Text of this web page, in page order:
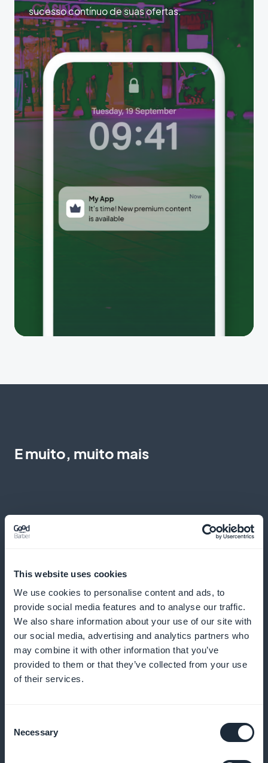
This website uses cookies
We use cookies to personalise content and ads, to
provide social media features and to analyse our traffic.
We also share information about your use of our site with
our social media, advertising and analytics partners who
may combine it with other information that you’ve
provided to them or that they’ve collected from your use
of their services.
Selection
Necessary
sucesso contínuo de suas ofertas.
E muito, muito mais
Informe seus usuários sobre novas promoções em
tempo real para maximizar o interesse e as visitas
Fácil de compartilhar nas redes sociais
aumentar a visibilidade de seus eventos